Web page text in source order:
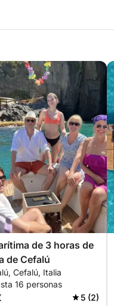
de 3 horas de
de Cefalú
Cefalú, Italia
16 personas
5 (2)